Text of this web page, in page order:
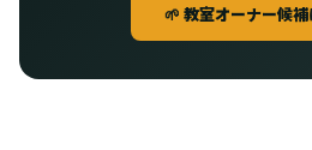
🌱 教室オーナー候